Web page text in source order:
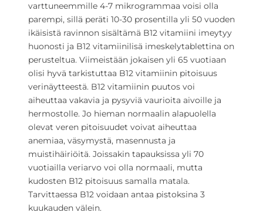
varttuneemmille 4-7 mikrogrammaa voisi olla
parempi, sillä peräti 10-30 prosentilla yli 50 vuoden
ikäisistä ravinnon sisältämä B12 vitamiini imeytyy
huonosti ja B12 vitamiinilisä imeskelytablettina on
perusteltua. Viimeistään jokaisen yli 65 vuotiaan
olisi hyvä tarkistuttaa B12 vitamiinin pitoisuus
verinäytteestä. B12 vitamiinin puutos voi
aiheuttaa vakavia ja pysyviä vaurioita aivoille ja
hermostolle. Jo hieman normaalin alapuolella
olevat veren pitoisuudet voivat aiheuttaa
anemiaa, väsymystä, masennusta ja
muistihäiriöitä. Joissakin tapauksissa yli 70
vuotiailla veriarvo voi olla normaali, mutta
kudosten B12 pitoisuus samalla matala.
Tarvittaessa B12 voidaan antaa pistoksina 3
kuukauden välein.